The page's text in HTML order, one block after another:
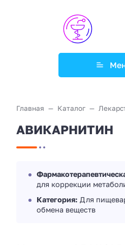
Главная Каталог
АВИКАРНИТИН
для коррекции
Категория: Для
обмена веществ